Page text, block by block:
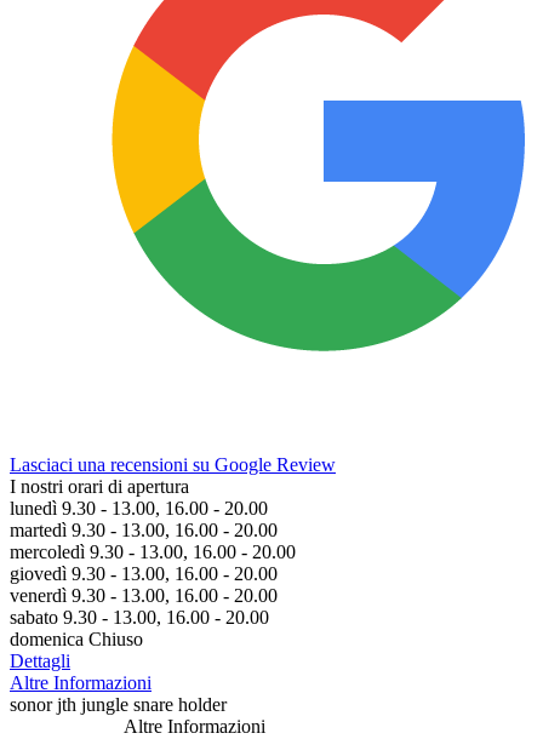
Lasciaci una recensioni su Google Review
I nostri orari di apertura
lunedì 9.30 - 13.00, 16.00 - 20.00
martedì 9.30 - 13.00, 16.00 - 20.00
mercoledì 9.30 - 13.00, 16.00 - 20.00
giovedì 9.30 - 13.00, 16.00 - 20.00
venerdì 9.30 - 13.00, 16.00 - 20.00
sabato 9.30 - 13.00, 16.00 - 20.00
domenica Chiuso
Dettagli
Altre Informazioni
sonor jth jungle snare holder
Altre Informazioni